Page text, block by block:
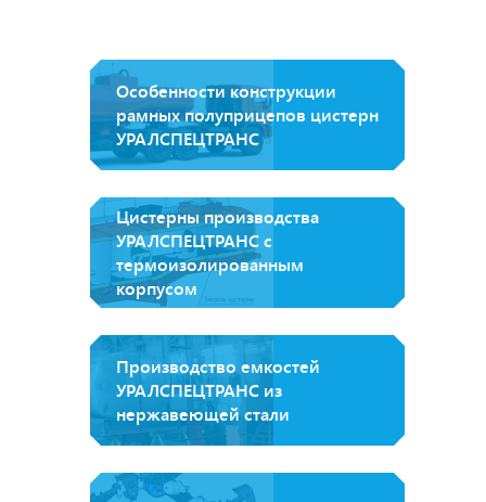
Особенности конструкции
рамных полуприцепов цистерн
УРАЛСПЕЦТРАНС
Цистерны производства
УРАЛСПЕЦТРАНС с
термоизолированным
корпусом
Производство емкостей
УРАЛСПЕЦТРАНС из
нержавеющей стали